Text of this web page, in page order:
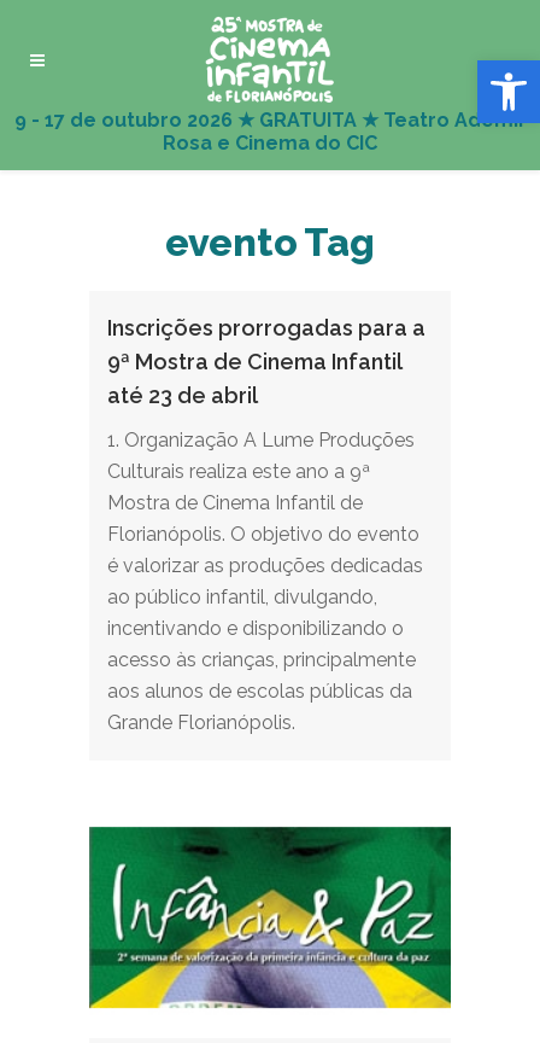
Abrir
evento Tag
Inscrições prorrogadas para a
9ª Mostra de Cinema Infantil
até 23 de abril
1. Organização A Lume Produções
Culturais realiza este ano a 9ª
Mostra de Cinema Infantil de
Florianópolis. O objetivo do evento
é valorizar as produções dedicadas
ao público infantil, divulgando,
incentivando e disponibilizando o
acesso às crianças, principalmente
aos alunos de escolas públicas da
Grande Florianópolis.